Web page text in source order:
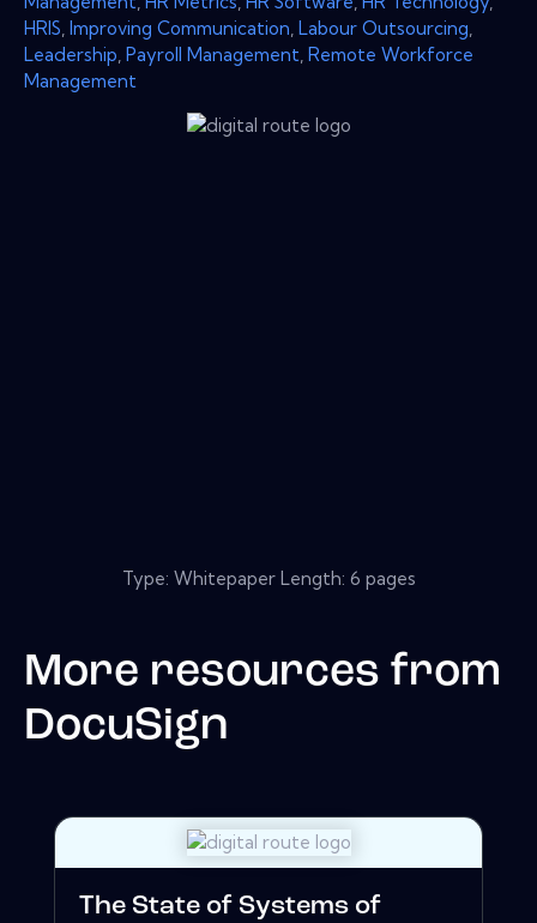
HRIS Improving Communication Labour Outsourcing
Leadership Payroll Management Remote Workforce
Management
Type: Whitepaper Length: 6 pages
More resources from
DocuSign
The State of Systems of